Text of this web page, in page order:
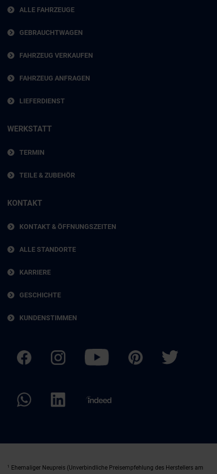
ALLE FAHRZEUGE
GEBRAUCHTWAGEN
FAHRZEUG VERKAUFEN
FAHRZEUG ANFRAGEN
LIEFERDIENST
WERKSTATT
TERMIN
TEILE & ZUBEHÖR
KONTAKT
KONTAKT & ÖFFNUNGSZEITEN
ALLE STANDORTE
KARRIERE
GESCHICHTE
KUNDENSTIMMEN
1 Ehemaliger Neupreis (Unverbindliche Preisempfehlung des Herstellers am